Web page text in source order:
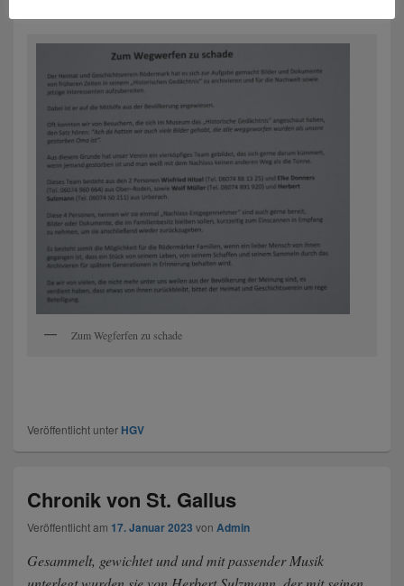
Zum Wegferfen zu schade
Veröffentlicht unter HGV
Chronik von St. Gallus
Veröffentlicht am 17. Januar 2023 von Admin
Gesammelt, gewichtet und und mit passender Musik